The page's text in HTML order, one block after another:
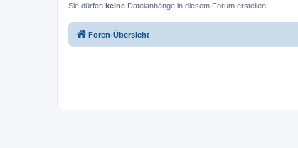
Sie dürfen keine Dateianhänge in diesem Forum erstellen.
Foren-Übersicht